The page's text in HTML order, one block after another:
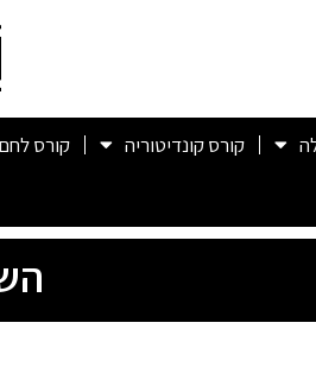
קורס קונדיטוריה קורס לחם